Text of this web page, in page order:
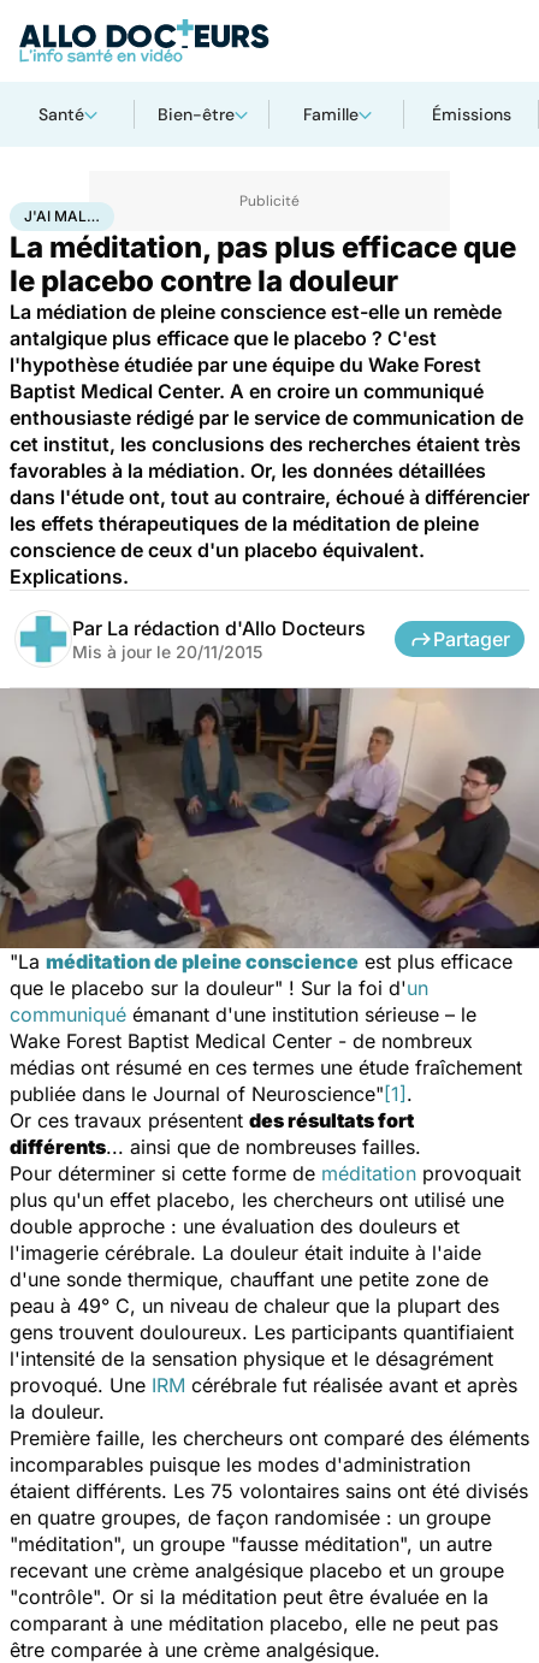
Santé Bien-être Famille Émissions
AccueilSanté Maladies
J'AI MAL…
La méditation, pas plus efficace que
le placebo contre la douleur
La médiation de pleine conscience est-elle un remède
antalgique plus efficace que le placebo ? C'est
l'hypothèse étudiée par une équipe du Wake Forest
Baptist Medical Center. A en croire un communiqué
enthousiaste rédigé par le service de communication de
cet institut, les conclusions des recherches étaient très
favorables à la médiation. Or, les données détaillées
dans l'étude ont, tout au contraire, échoué à différencier
les effets thérapeutiques de la méditation de pleine
conscience de ceux d'un placebo équivalent.
Explications.
Par La rédaction d'Allo Docteurs
Mis à jour le 20/11/2015
Partager
"La méditation de pleine conscience est plus efficace
que le placebo sur la douleur" ! Sur la foi d'un
communiqué émanant d'une institution sérieuse – le
Wake Forest Baptist Medical Center - de nombreux
médias ont résumé en ces termes une étude fraîchement
publiée dans le Journal of Neuroscience"[1].
Or ces travaux présentent des résultats fort
différents... ainsi que de nombreuses failles.
Pour déterminer si cette forme de méditation provoquait
plus qu'un effet placebo, les chercheurs ont utilisé une
double approche : une évaluation des douleurs et
l'imagerie cérébrale. La douleur était induite à l'aide
d'une sonde thermique, chauffant une petite zone de
peau à 49° C, un niveau de chaleur que la plupart des
gens trouvent douloureux. Les participants quantifiaient
l'intensité de la sensation physique et le désagrément
provoqué. Une IRM cérébrale fut réalisée avant et après
la douleur.
Première faille, les chercheurs ont comparé des éléments
incomparables puisque les modes d'administration
étaient différents. Les 75 volontaires sains ont été divisés
en quatre groupes, de façon randomisée : un groupe
"méditation", un groupe "fausse méditation", un autre
recevant une crème analgésique placebo et un groupe
"contrôle". Or si la méditation peut être évaluée en la
comparant à une méditation placebo, elle ne peut pas
être comparée à une crème analgésique.